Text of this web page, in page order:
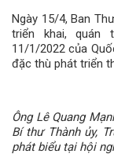
Ngày 15/4, Ban
triển khai, quán
11/1/2022 của
đặc thù phát triển
Ông Lê Quang
Bí thư Thành ủy,
phát biểu tại hội